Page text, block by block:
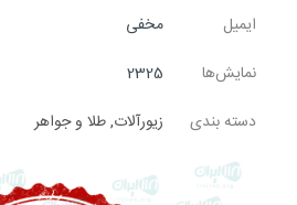
ایمیل
مخفی
نمایش‌ها
2325
دسته بندی
زیورآلات,طلا و جواهر